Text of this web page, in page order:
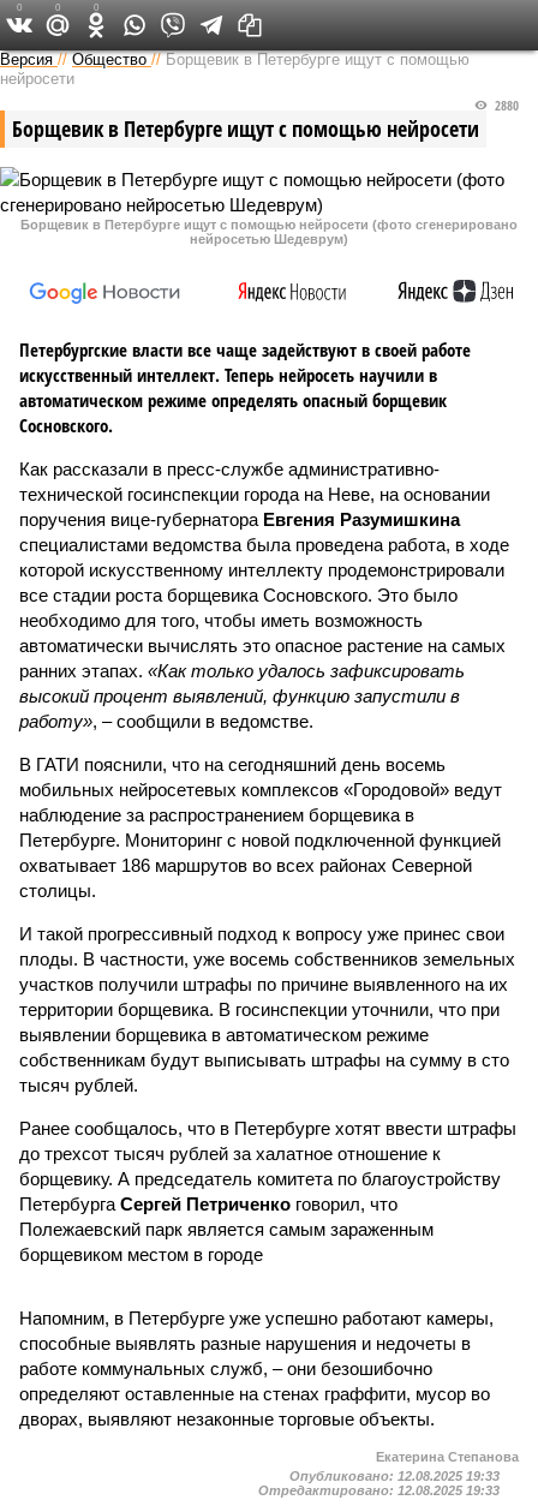
Версия на Неве
Версия //Общество //Борщевик в Петербурге ищут с помощью
нейросети
Борщевик в Петербурге ищут с помощью нейросети
2880
Борщевик в Петербурге ищут с помощью нейросети (фото сгенерировано
нейросетью Шедеврум)
Петербургские власти все чаще задействуют в своей работе
искусственный интеллект. Теперь нейросеть научили в
автоматическом режиме определять опасный борщевик
Сосновского.
Как рассказали в пресс-службе административно-
технической госинспекции города на Неве, на основании
поручения вице-губернатора Евгения Разумишкина
специалистами ведомства была проведена работа, в ходе
которой искусственному интеллекту продемонстрировали
все стадии роста борщевика Сосновского. Это было
необходимо для того, чтобы иметь возможность
автоматически вычислять это опасное растение на самых
ранних этапах. «Как только удалось зафиксировать
высокий процент выявлений, функцию запустили в
работу», – сообщили в ведомстве.
В ГАТИ пояснили, что на сегодняшний день восемь
мобильных нейросетевых комплексов «Городовой» ведут
наблюдение за распространением борщевика в
Петербурге. Мониторинг с новой подключенной функцией
охватывает 186 маршрутов во всех районах Северной
столицы.
И такой прогрессивный подход к вопросу уже принес свои
плоды. В частности, уже восемь собственников земельных
участков получили штрафы по причине выявленного на их
территории борщевика. В госинспекции уточнили, что при
выявлении борщевика в автоматическом режиме
собственникам будут выписывать штрафы на сумму в сто
тысяч рублей.
Ранее сообщалось, что в Петербурге хотят ввести штрафы
до трехсот тысяч рублей за халатное отношение к
борщевику. А председатель комитета по благоустройству
Петербурга Сергей Петриченко говорил, что
Полежаевский парк является самым зараженным
борщевиком местом в городе
Напомним, в Петербурге уже успешно работают камеры,
способные выявлять разные нарушения и недочеты в
работе коммунальных служб, – они безошибочно
определяют оставленные на стенах граффити, мусор во
дворах, выявляют незаконные торговые объекты.
0 0 0
Екатерина Степанова
Опубликовано: 12.08.2025 19:33
Отредактировано: 12.08.2025 19:33